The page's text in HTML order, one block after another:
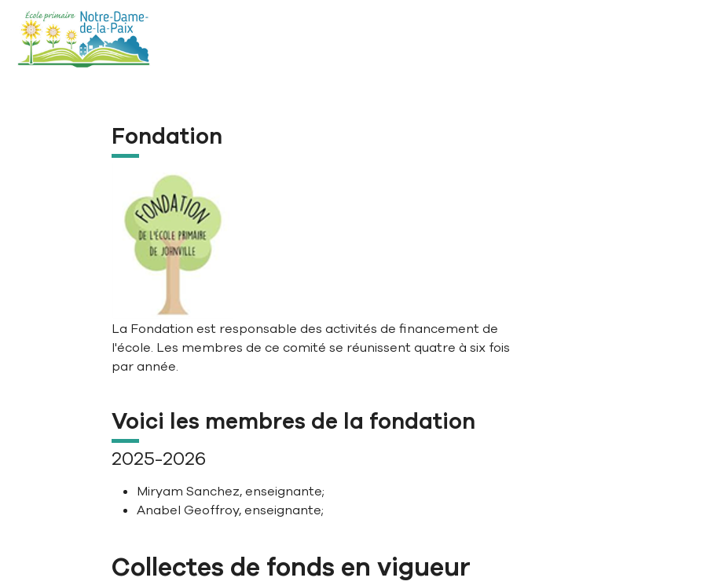
Aller à la navigation principale
Aller au contenu principal
Passer au pied de page
Fondation
La Fondation est responsable des activités de financement de
l'école. Les membres de ce comité se réunissent quatre à six fois
par année.
Voici les membres de la fondation
2025-2026
Miryam Sanchez, enseignante;
Anabel Geoffroy, enseignante;
Collectes de fonds en vigueur